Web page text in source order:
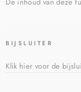
BIJSLUITER
Klik hier voor de